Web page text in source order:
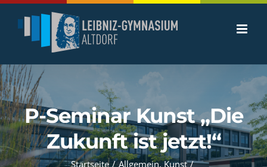
Inhalt
P-Seminar Kunst „Die
Zukunft ist jetzt!“
Startseite / Allgemein,Kunst /